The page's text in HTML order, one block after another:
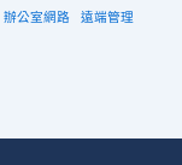
辦公室網路 遠端管理